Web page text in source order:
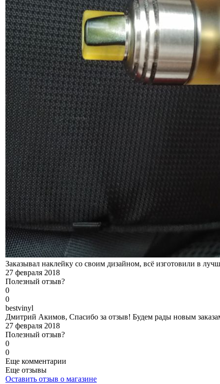
Заказывал наклейку со своим дизайном, всё изготовили в
27 февраля 2018
Полезный отзыв?
0
0
bestvinyl
Дмитрий Акимов, Спасибо за отзыв! Будем рады новым
27 февраля 2018
Полезный отзыв?
0
0
Еще комментарии
Еще отзывы
Оставить отзыв о магазине